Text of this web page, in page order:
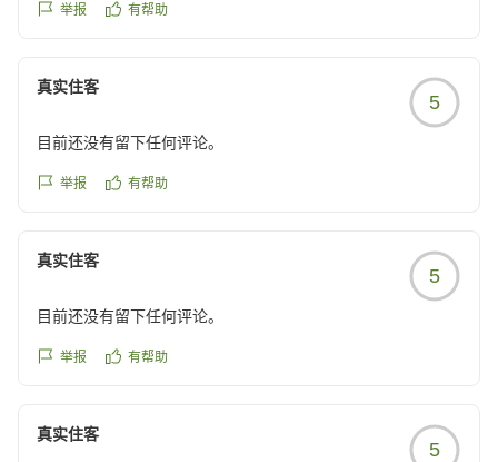
举报 有帮助
真实住客
5
目前还没有留下任何评论。
举报 有帮助
真实住客
5
目前还没有留下任何评论。
举报 有帮助
真实住客
5